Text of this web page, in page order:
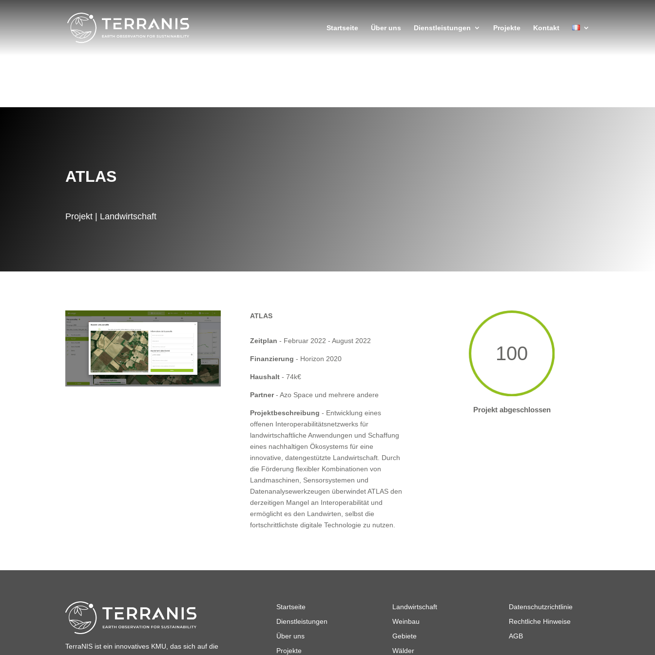
Startseite Über uns Dienstleistungen Projekte Kontakt
ATLAS
Projekt | Landwirtschaft
ATLAS
Zeitplan - Februar 2022 - August 2022
Finanzierung - Horizon 2020
Haushalt- 74k€
Partner- Azo Space und mehrere andere
Projektbeschreibung - Entwicklung eines
offenen Interoperabilitätsnetzwerks für
landwirtschaftliche Anwendungen und Schaffung
eines nachhaltigen Ökosystems für eine
innovative, datengestützte Landwirtschaft. Durch
die Förderung flexibler Kombinationen von
Landmaschinen, Sensorsystemen und
Datenanalysewerkzeugen überwindet ATLAS den
derzeitigen Mangel an Interoperabilität und
ermöglicht es den Landwirten, selbst die
fortschrittlichste digitale Technologie zu nutzen.
100
Projekt abgeschlossen
TerraNIS ist ein innovatives KMU, das sich auf die
Startseite
Dienstleistungen
Über uns
Projekte
Landwirtschaft
Weinbau
Gebiete
Wälder
Datenschutzrichtlinie
Rechtliche Hinweise
AGB